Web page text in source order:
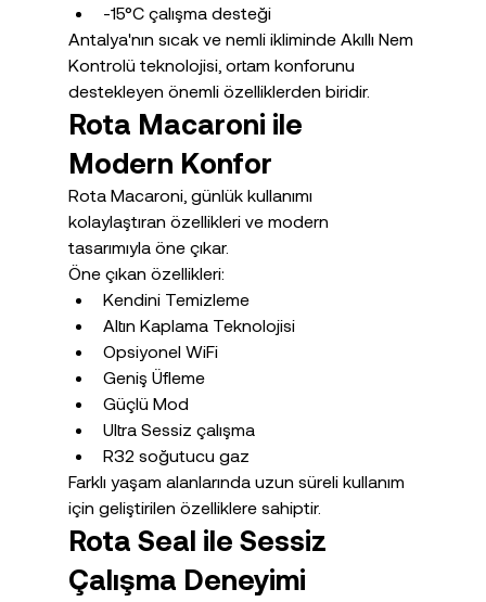
-15°C çalışma desteği
Antalya'nın sıcak ve nemli ikliminde Akıllı Nem
Kontrolü teknolojisi, ortam konforunu
destekleyen önemli özelliklerden biridir.
Rota Macaroni ile
Modern Konfor
Rota Macaroni, günlük kullanımı
kolaylaştıran özellikleri ve modern
tasarımıyla öne çıkar.
Öne çıkan özellikleri:
Kendini Temizleme
Altın Kaplama Teknolojisi
Opsiyonel WiFi
Geniş Üfleme
Güçlü Mod
Ultra Sessiz çalışma
R32 soğutucu gaz
Farklı yaşam alanlarında uzun süreli kullanım
için geliştirilen özelliklere sahiptir.
Rota Seal ile Sessiz
Çalışma Deneyimi